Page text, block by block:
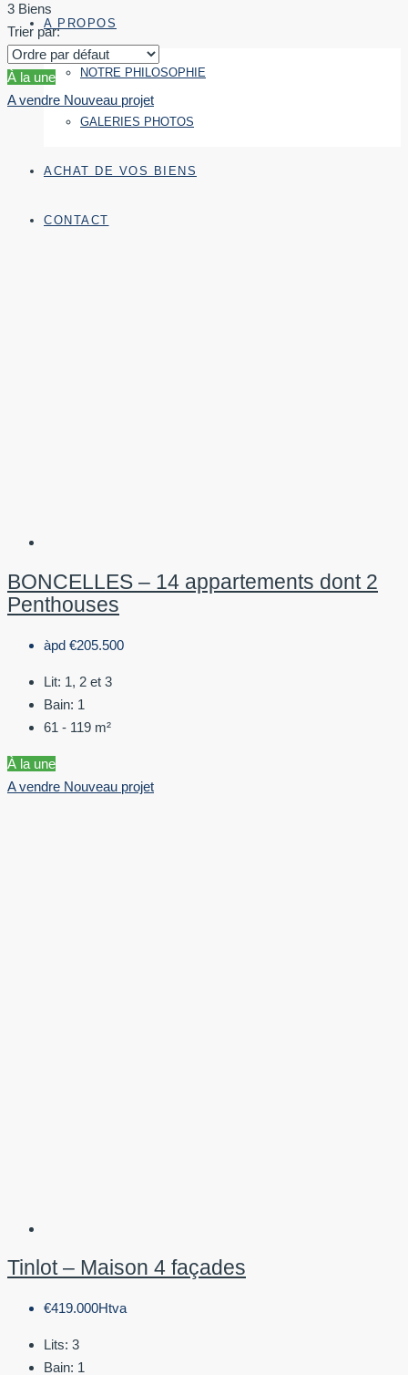
A PROPOS
NOTRE PHILOSOPHIE
GALERIES PHOTOS
ACHAT DE VOS BIENS
CONTACT
3 Biens
Trier par:
À la une
A vendre Nouveau projet
BONCELLES – 14 appartements dont 2
Penthouses
àpd €205.500
Lit: 1, 2 et 3
Bain: 1
61 - 119 m²
À la une
A vendre Nouveau projet
Tinlot – Maison 4 façades
€419.000Htva
Lits: 3
Bain: 1